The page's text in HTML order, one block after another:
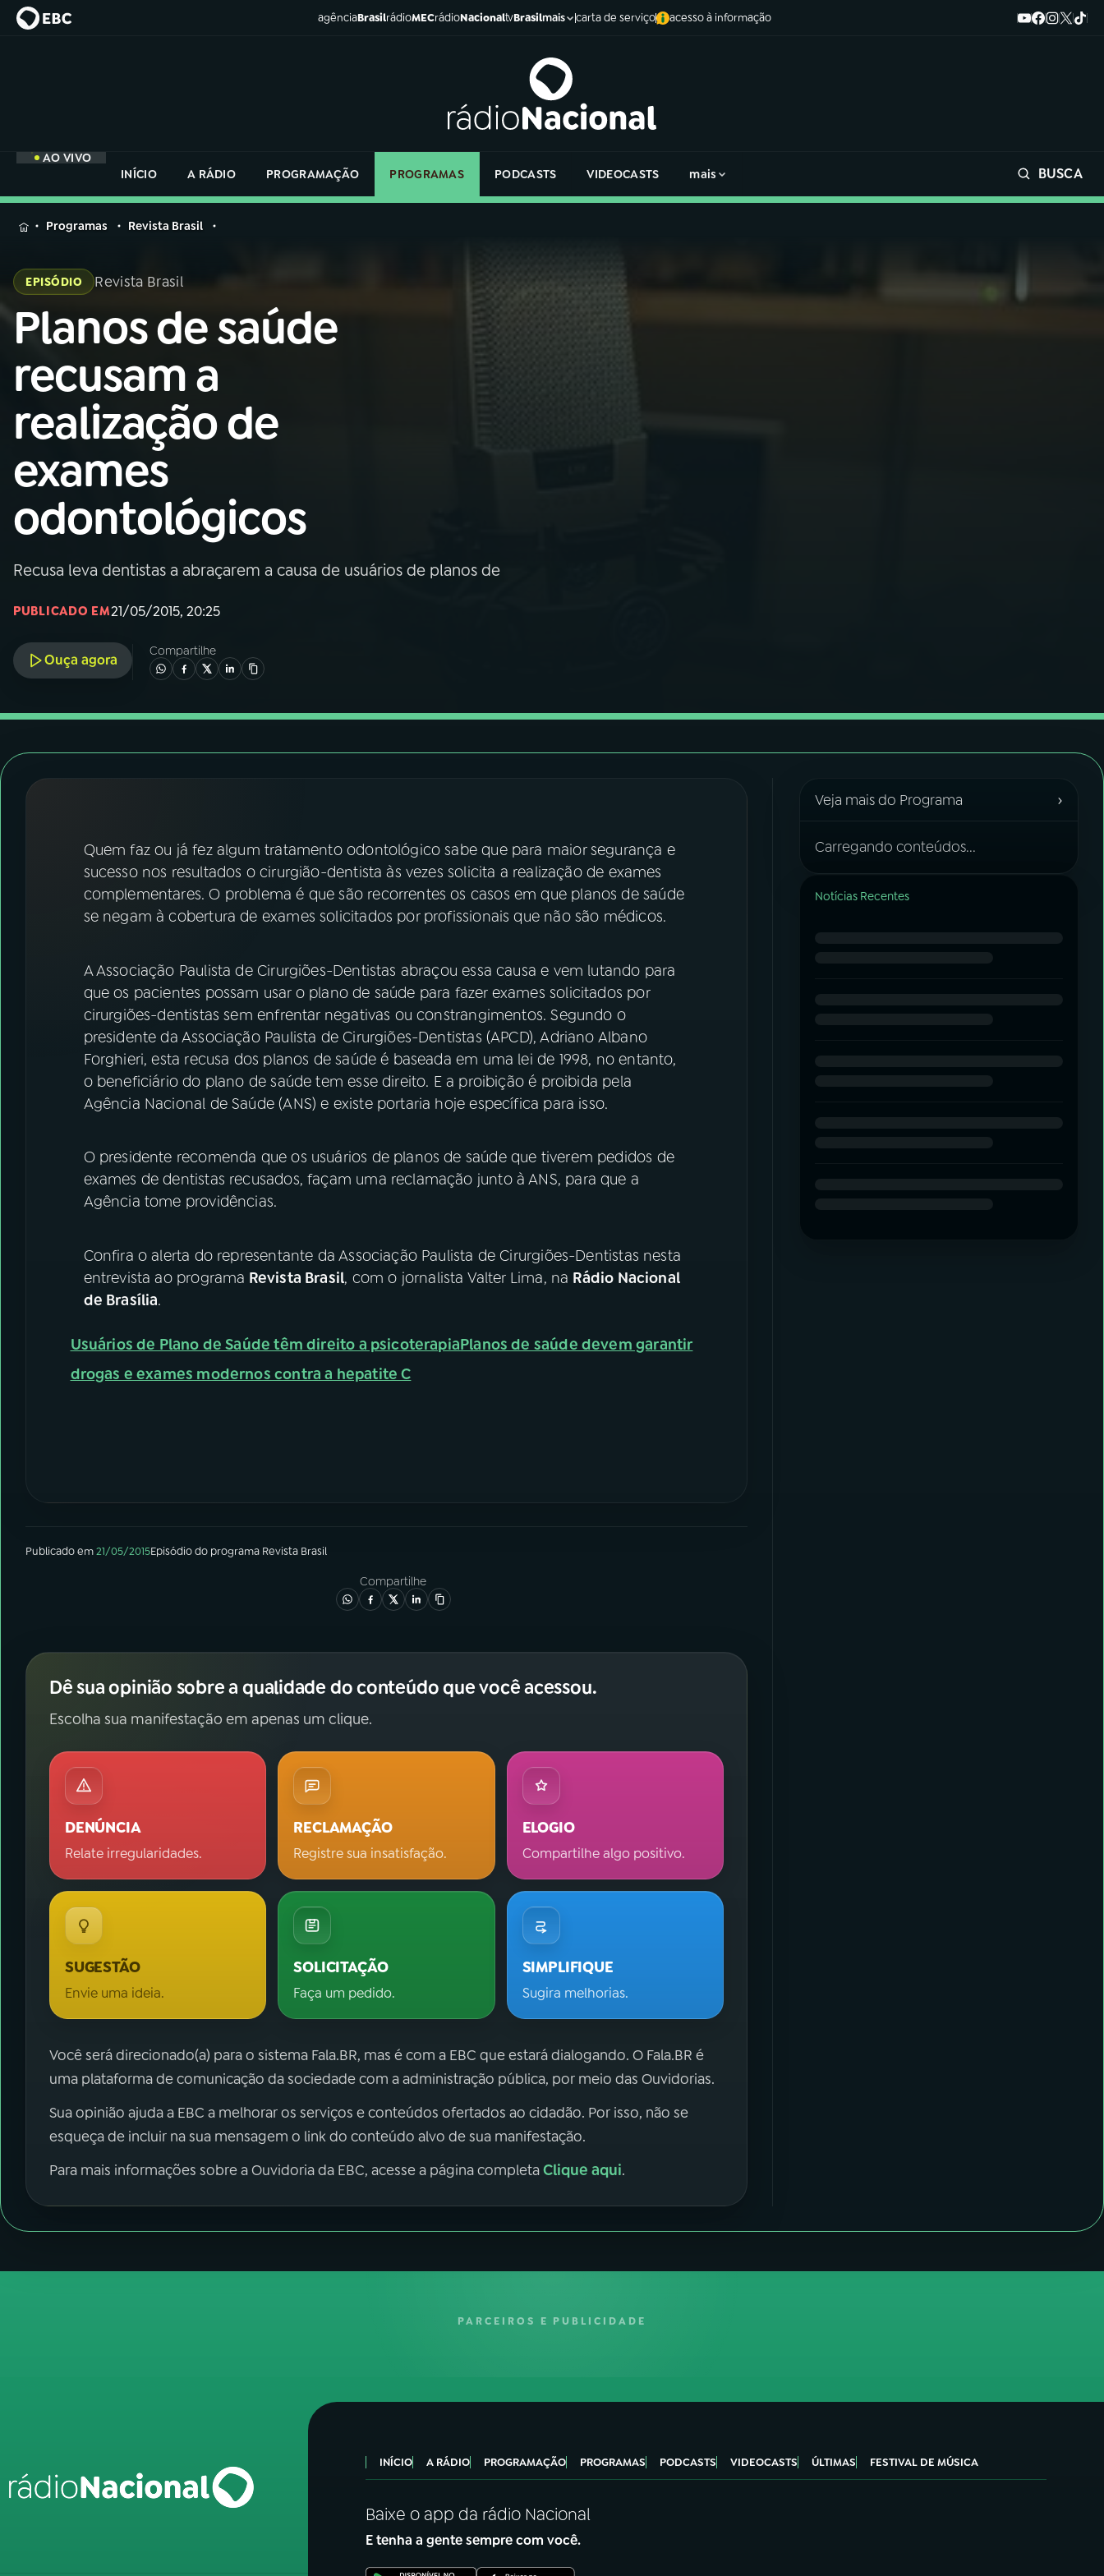
agênciaBrasilrádioMECrádioNacionaltvBrasilmais carta de serviço acesso à informação
AO VIVO
INÍCIO
A RÁDIO PROGRAMAÇÃO PROGRAMAS PODCASTS VIDEOCASTS mais BUSCA
MENU
Buscar
na
Rádio
Nacional
01INÍCIO
02A RÁDIO
03 PROGRAMAÇÃO
04 PROGRAMAS
ACOMPANHE A RÁDIO NACIONAL
YouTube Facebook
Instagram X
na
Rádio
Programas Revista Brasil
EPISÓDIO Revista Brasil
Planos de saúde
recusam a
realização de
exames
odontológicos
Recusa leva dentistas a abraçarem a causa de usuários de planos de
PUBLICADO EM21/05/2015, 20:25
Ouça agora
Compartilhe
Quem faz ou já fez algum tratamento odontológico sabe que para maior segurança e
sucesso nos resultados o cirurgião-dentista às vezes solicita a realização de exames
complementares. O problema é que são recorrentes os casos em que planos de saúde
se negam à cobertura de exames solicitados por profissionais que não são médicos.
A Associação Paulista de Cirurgiões-Dentistas abraçou essa causa e vem lutando para
que os pacientes possam usar o plano de saúde para fazer exames solicitados por
cirurgiões-dentistas sem enfrentar negativas ou constrangimentos. Segundo o
presidente da Associação Paulista de Cirurgiões-Dentistas (APCD), Adriano Albano
Forghieri, esta recusa dos planos de saúde é baseada em uma lei de 1998, no entanto,
o beneficiário do plano de saúde tem esse direito. E a proibição é proibida pela
Agência Nacional de Saúde (ANS) e existe portaria hoje específica para isso.
O presidente recomenda que os usuários de planos de saúde que tiverem pedidos de
exames de dentistas recusados, façam uma reclamação junto à ANS, para que a
Agência tome providências.
Confira o alerta do representante da Associação Paulista de Cirurgiões-Dentistas nesta
entrevista ao programa Revista Brasil, com o jornalista Valter Lima, na Rádio Nacional
de Brasília.
Usuários de Plano de Saúde têm direito a psicoterapiaPlanos de saúde devem garantir
drogas e exames modernos contra a hepatite C
Publicado em21/05/2015Episódiodo programa Revista Brasil
Compartilhe
Dê sua opinião sobre a qualidade do conteúdo que você acessou.
Escolha sua manifestação em apenas um clique.
DENÚNCIA
Relate irregularidades.
RECLAMAÇÃO
Registre sua insatisfação.
ELOGIO
Compartilhe algo positivo.
SUGESTÃO
Envie uma ideia.
SOLICITAÇÃO
Faça um pedido.
SIMPLIFIQUE
Sugira melhorias.
Você será direcionado(a) para o sistema Fala.BR, mas é com a EBC que estará dialogando. O Fala.BR é
uma plataforma de comunicação da sociedade com a administração pública, por meio das Ouvidorias.
Sua opinião ajuda a EBC a melhorar os serviços e conteúdos ofertados ao cidadão. Por isso, não se
esqueça de incluir na sua mensagem o link do conteúdo alvo de sua manifestação.
Para mais informações sobre a Ouvidoria da EBC, acesse a página completaClique aqui.
Veja mais do Programa ›
Carregando conteúdos...
Notícias Recentes
PARCEIROS E PUBLICIDADE
INÍCIO A RÁDIO PROGRAMAÇÃO PROGRAMAS PODCASTS VIDEOCASTS ÚLTIMAS FESTIVAL DE MÚSICA
Baixe o app da rádio Nacional
E tenha a gente sempre com você.